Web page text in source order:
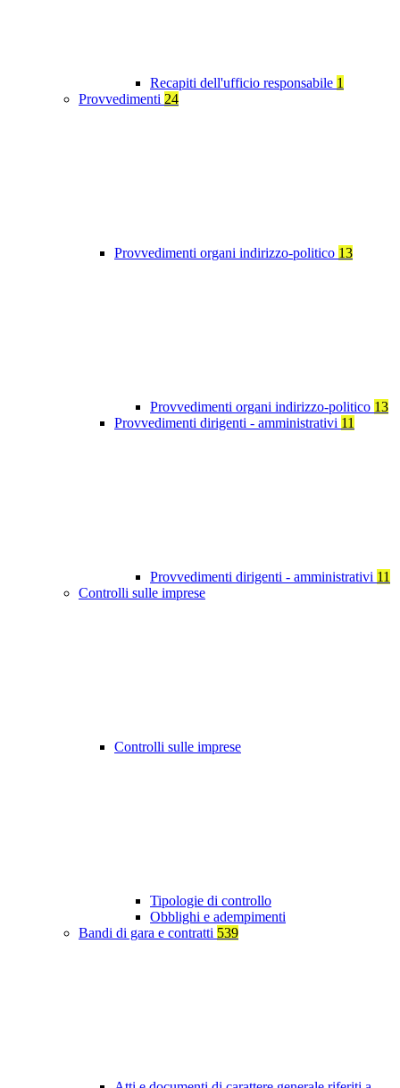
Recapiti dell'ufficio responsabile 1
Provvedimenti 24
Provvedimenti organi indirizzo-politico 13
Provvedimenti organi indirizzo-politico 13
Provvedimenti dirigenti - amministrativi 11
Provvedimenti dirigenti - amministrativi 11
Controlli sulle imprese
Controlli sulle imprese
Tipologie di controllo
Obblighi e adempimenti
Bandi di gara e contratti 539